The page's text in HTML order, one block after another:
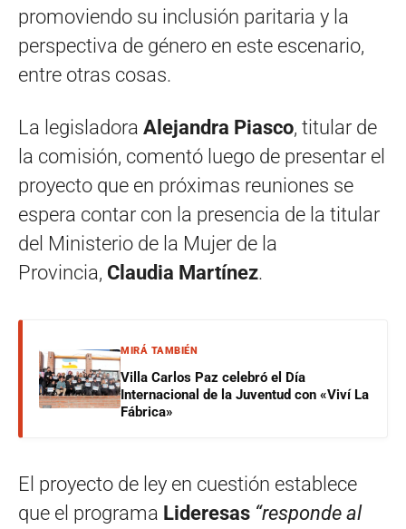
promoviendo su inclusión paritaria y la
perspectiva de género en este escenario,
entre otras cosas.
La legisladora Alejandra Piasco, titular de
la comisión, comentó luego de presentar el
proyecto que en próximas reuniones se
espera contar con la presencia de la titular
del Ministerio de la Mujer de la
Provincia, Claudia Martínez.
MIRÁ TAMBIÉN
Villa Carlos Paz celebró el Día
Internacional de la Juventud con «Viví La
Fábrica»
El proyecto de ley en cuestión establece
que el programa Lideresas “responde al